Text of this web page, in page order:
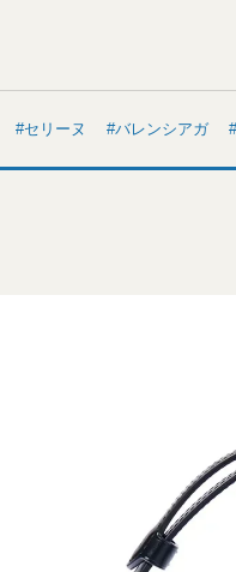
セリーヌ バレンシアガ